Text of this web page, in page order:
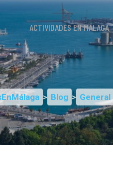
ACTIVIDADES EN MÁLAGA
> Blog > General